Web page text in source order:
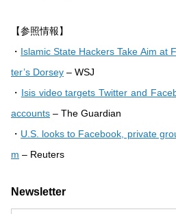
【参照情報】
・ Islamic State Hackers Take Aim at
ter’s Dorsey – WSJ
・ Isis video targets Twitter and
accounts – The Guardian
・ U.S. looks to Facebook, private
m – Reuters
Newsletter